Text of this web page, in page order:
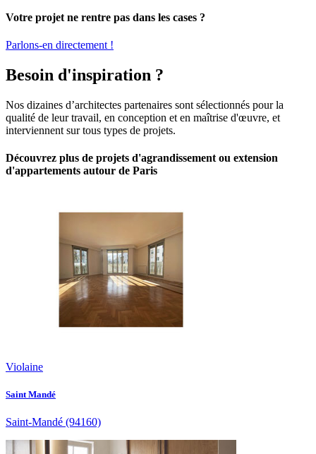
Votre projet ne rentre pas dans les cases ?
Parlons-en directement !
Besoin d'inspiration ?
Nos dizaines d’architectes partenaires sont sélectionnés pour la
qualité de leur travail, en conception et en maîtrise d'œuvre, et
interviennent sur tous types de projets.
Découvrez plus de projets d'agrandissement ou extension
d'appartements autour de Paris
Violaine
Saint Mandé
Saint-Mandé (94160)